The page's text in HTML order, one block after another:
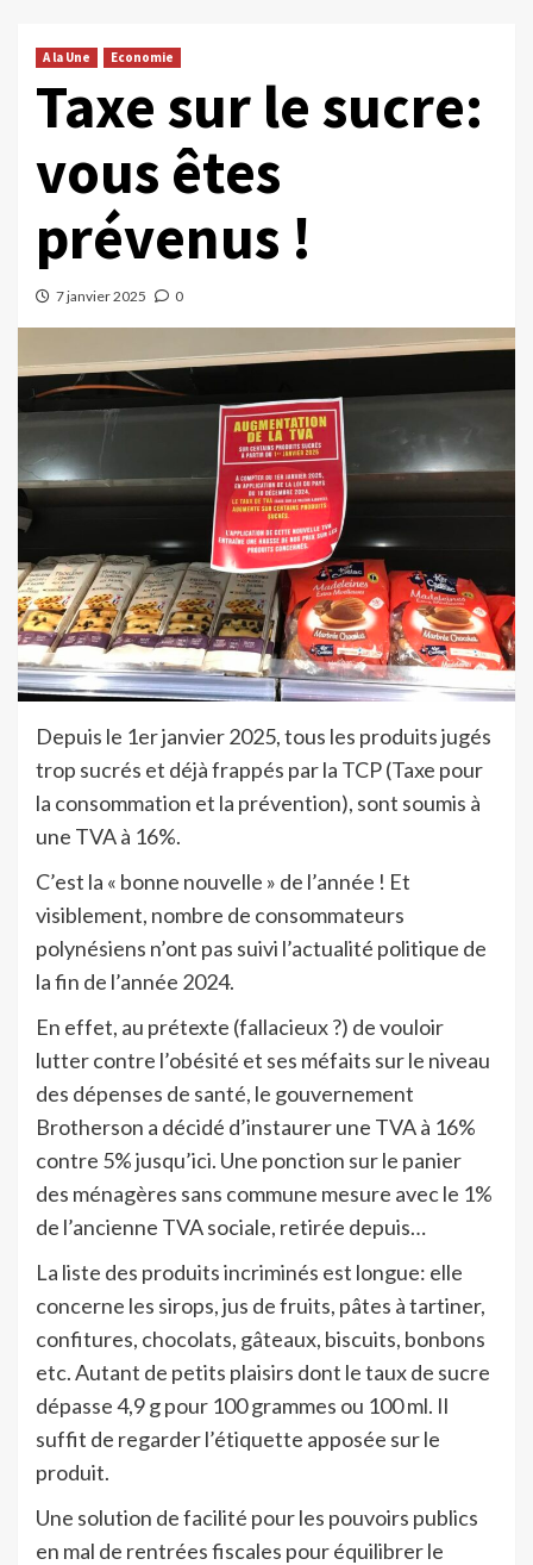
A la Une Economie
Taxe sur le sucre:
vous êtes
prévenus !
7 janvier 2025 0
Depuis le 1er janvier 2025, tous les produits jugés
trop sucrés et déjà frappés par la TCP (Taxe pour
la consommation et la prévention), sont soumis à
une TVA à 16%.
C’est la « bonne nouvelle » de l’année ! Et
visiblement, nombre de consommateurs
polynésiens n’ont pas suivi l’actualité politique de
la fin de l’année 2024.
En effet, au prétexte (fallacieux ?) de vouloir
lutter contre l’obésité et ses méfaits sur le niveau
des dépenses de santé, le gouvernement
Brotherson a décidé d’instaurer une TVA à 16%
contre 5% jusqu’ici. Une ponction sur le panier
des ménagères sans commune mesure avec le 1%
de l’ancienne TVA sociale, retirée depuis…
La liste des produits incriminés est longue: elle
concerne les sirops, jus de fruits, pâtes à tartiner,
confitures, chocolats, gâteaux, biscuits, bonbons
etc. Autant de petits plaisirs dont le taux de sucre
dépasse 4,9 g pour 100 grammes ou 100 ml. Il
suffit de regarder l’étiquette apposée sur le
produit.
Une solution de facilité pour les pouvoirs publics
en mal de rentrées fiscales pour équilibrer le